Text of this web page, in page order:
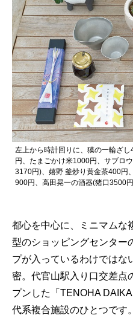
左上から時計回りに、獏の一輪ざ
円、たまごかけ米1000円、サブロ
3170円)、嬉野 釜炒り黄金茶400円
900円、高田晃一の酒器(猪口3500
都心を中心に、ミニマムな
型のショッピングセンター
プが入っているわけではな
密。代官山駅入り口交差点
プンした「TENOHA
代系複合施設のひとつです